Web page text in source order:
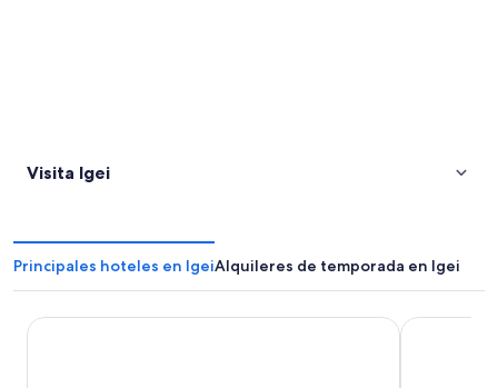
Visita Igei
Principales hoteles en IgeiAlquileres de temporada en Igei
Halekulani Okinawa Hotel